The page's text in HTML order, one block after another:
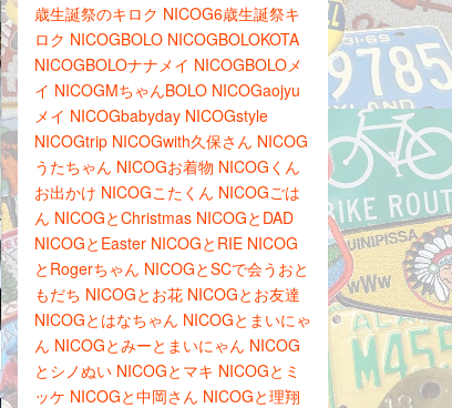
歳生誕祭のキロク NICOG6歳生誕祭キ
ロク NICOGBOLO NICOGBOLOKOTA
NICOGBOLOナナメイ NICOGBOLOメ
イ NICOGMちゃんBOLO NICOGaojyu
メイ NICOGbabyday NICOGstyle
NICOGtrip NICOGwith久保さん NICOG
うたちゃん NICOGお着物 NICOGくん
お出かけ NICOGこたくん NICOGごは
ん NICOGとChristmas NICOGとDAD
NICOGとEaster NICOGとRIE NICOG
とRogerちゃん NICOGとSCで会うおと
もだち NICOGとお花 NICOGとお友達
NICOGとはなちゃん NICOGとまいにゃ
ん NICOGとみーとまいにゃん NICOG
とシノぬい NICOGとマキ NICOGとミ
ッケ NICOGと中岡さん NICOGと理翔